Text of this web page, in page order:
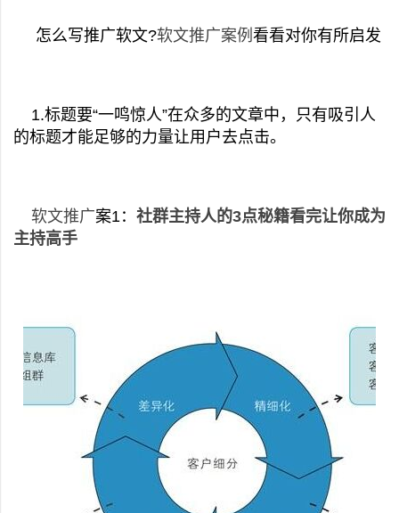
怎么写推广软文?软文推广案例 看看对你有所启发
1.标题要“一鸣惊人”在众多的文章中，只有吸引人
的标题才能足够的力量让用户去点击。
软文推广案1： 社群主持人的3点秘籍看完让你成为
主持高手